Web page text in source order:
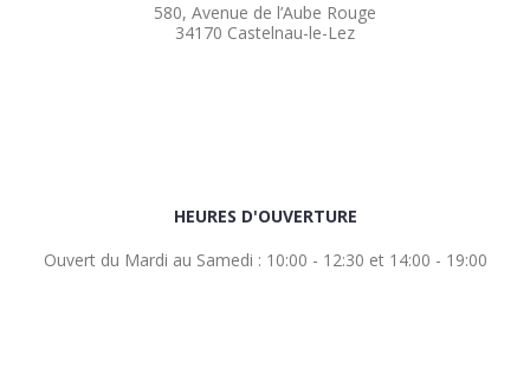
580, Avenue de l’Aube Rouge
34170 Castelnau-le-Lez
HEURES D'OUVERTURE
Ouvert du Mardi au Samedi : 10:00 - 12:30 et 14:00 - 19:00